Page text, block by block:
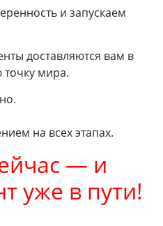
и запускаем
доставляются вам в
мира.
на всех этапах.
— и
уже в пути!